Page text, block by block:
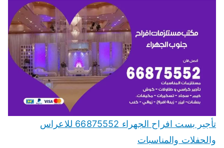
تأجير بست افراح الجهراء 66875552 للاعراس
والحفلات والمناسبات